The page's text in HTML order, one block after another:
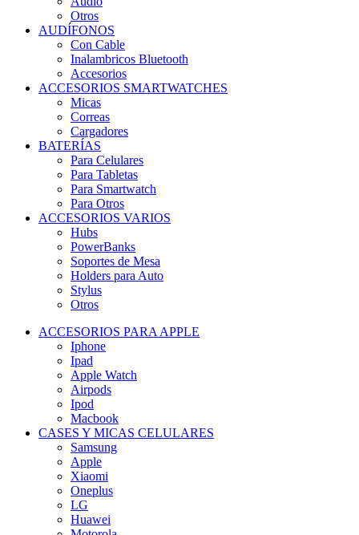
Otros
AUDÍFONOS
Con Cable
Inalambricos Bluetooth
Accesorios
ACCESORIOS SMARTWATCHES
Micas
Correas
Cargadores
BATERÍAS
Para Celulares
Para Tabletas
Para Smartwatch
Para Otros
ACCESORIOS VARIOS
Hubs
PowerBanks
Soportes de Mesa
Holders para Auto
Stylus
Otros
ACCESORIOS PARA APPLE
Iphone
Ipad
Apple Watch
Airpods
Ipod
Macbook
CASES Y MICAS CELULARES
Samsung
Apple
Xiaomi
Oneplus
LG
Huawei